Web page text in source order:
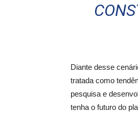
Diante desse
tratada como
pesquisa e
tenha o futuro do